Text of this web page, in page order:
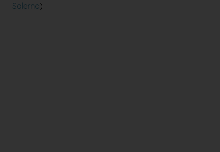
Salerno)